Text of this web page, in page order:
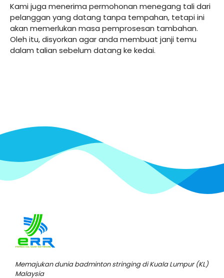
Kami juga menerima permohonan menegang tali dari
pelanggan yang datang tanpa tempahan, tetapi ini
akan memerlukan masa pemprosesan tambahan.
Oleh itu, disyorkan agar anda membuat janji temu
dalam talian sebelum datang ke kedai.
Memajukan dunia badminton stringing di Kuala Lumpur (KL)
Malaysia